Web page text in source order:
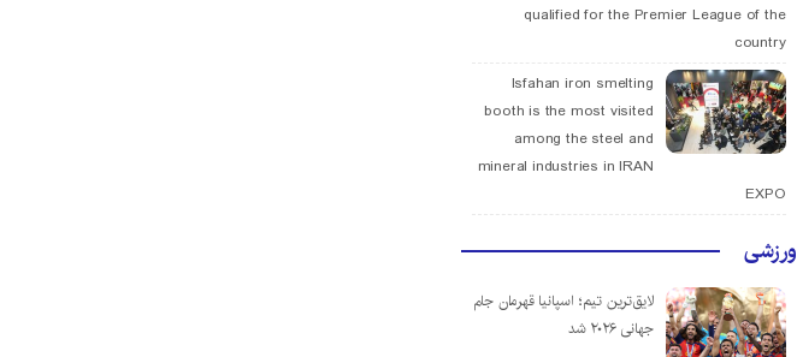
qualified for the Premier League of the
country
Isfahan iron smelting
booth is the most visited
among the steel and
mineral industries in IRAN
EXPO
ورزشی
لایق‌ترین تیم؛ اسپانیا قهرمان جام
جهانی ۲۰۲۶ شد